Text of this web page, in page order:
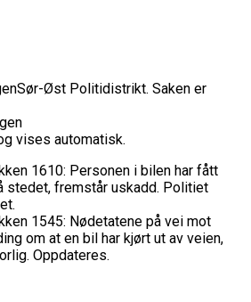
Sør-Øst Politidistrikt. Saken er
vises automatisk.
1610: Personen i bilen har fått
stedet, fremstår uskadd. Politiet
1545: Nødetatene på vei mot
om at en bil har kjørt ut av veien,
Oppdateres.